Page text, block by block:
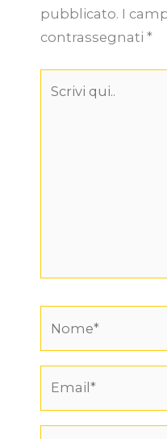
pubblicato. I
contrassegnati *